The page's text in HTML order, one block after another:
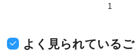
1
よく見られている